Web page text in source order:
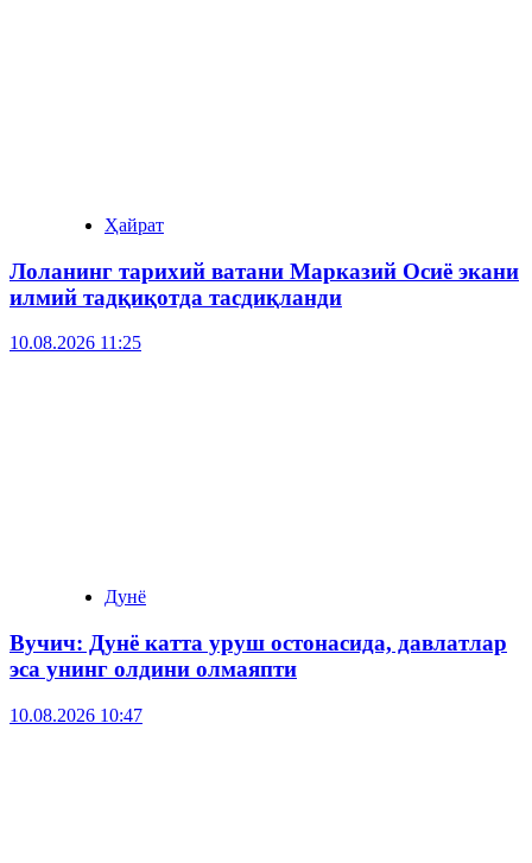
Ҳайрат
Лоланинг тарихий ватани Марказий Осиё экани
илмий тадқиқотда тасдиқланди
10.08.2026 11:25
Дунё
Вучич: Дунё катта уруш остонасида, давлатлар
эса унинг олдини олмаяпти
10.08.2026 10:47